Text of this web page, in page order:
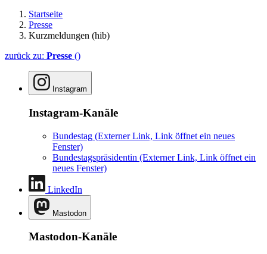
Startseite
Presse
Kurzmeldungen (hib)
zurück zu: Presse ()
Instagram
Instagram-Kanäle
Bundestag (Externer Link, Link öffnet ein neues
Fenster)
Bundestagspräsidentin (Externer Link, Link öffnet ein
neues Fenster)
LinkedIn
Mastodon
Mastodon-Kanäle